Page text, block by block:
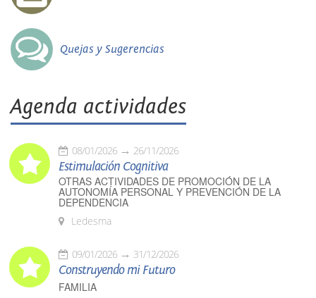
Quejas y Sugerencias
Agenda actividades
08/01/2026 26/11/2026
Estimulación Cognitiva
OTRAS ACTIVIDADES DE PROMOCIÓN DE LA
AUTONOMÍA PERSONAL Y PREVENCIÓN DE LA
DEPENDENCIA
Ledesma
09/01/2026 31/12/2026
Construyendo mi Futuro
FAMILIA